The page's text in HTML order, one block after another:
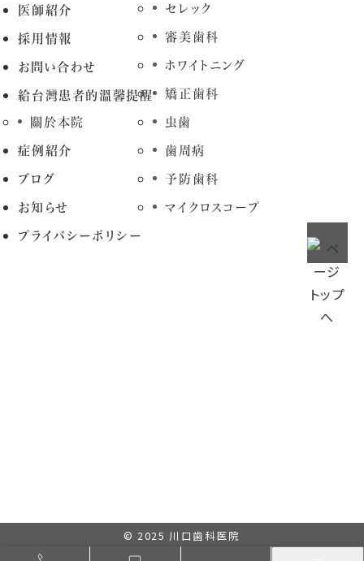
医師紹介
採用情報
お問い合わせ
給台灣患者的溫馨提醒
關於本院
症例紹介
ブログ
お知らせ
プライバシーポリシー
セレック
審美歯科
ホワイトニング
矯正歯科
虫歯
歯周病
予防歯科
マイクロスコープ
© 2025 川口歯科医院